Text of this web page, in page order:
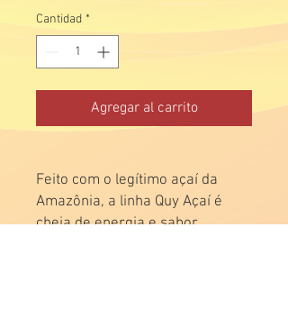
Cantidad *
Agregar al carrito
Feito com o legítimo açaí da
Amazônia, a linha Quy Açaí é
cheia de energia e sabor.